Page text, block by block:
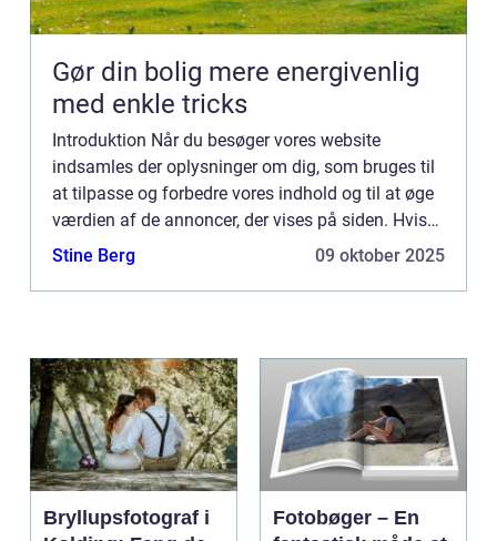
Gør din bolig mere energivenlig
med enkle tricks
Introduktion Når du besøger vores website
indsamles der oplysninger om dig, som bruges til
at tilpasse og forbedre vores indhold og til at øge
værdien af de annoncer, der vises på siden. Hvis
du ikke ønsker, at der indsamles oplysninger, bør
Stine Berg 09 oktober 2025
Bryllupsfotograf i
Fotobøger – En